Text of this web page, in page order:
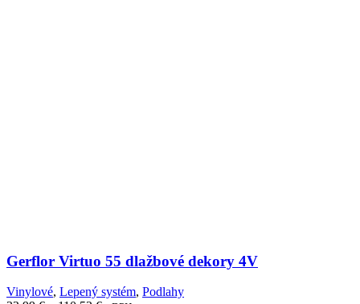
Gerflor Virtuo 55 dlažbové dekory 4V
Vinylové, Lepený systém, Podlahy